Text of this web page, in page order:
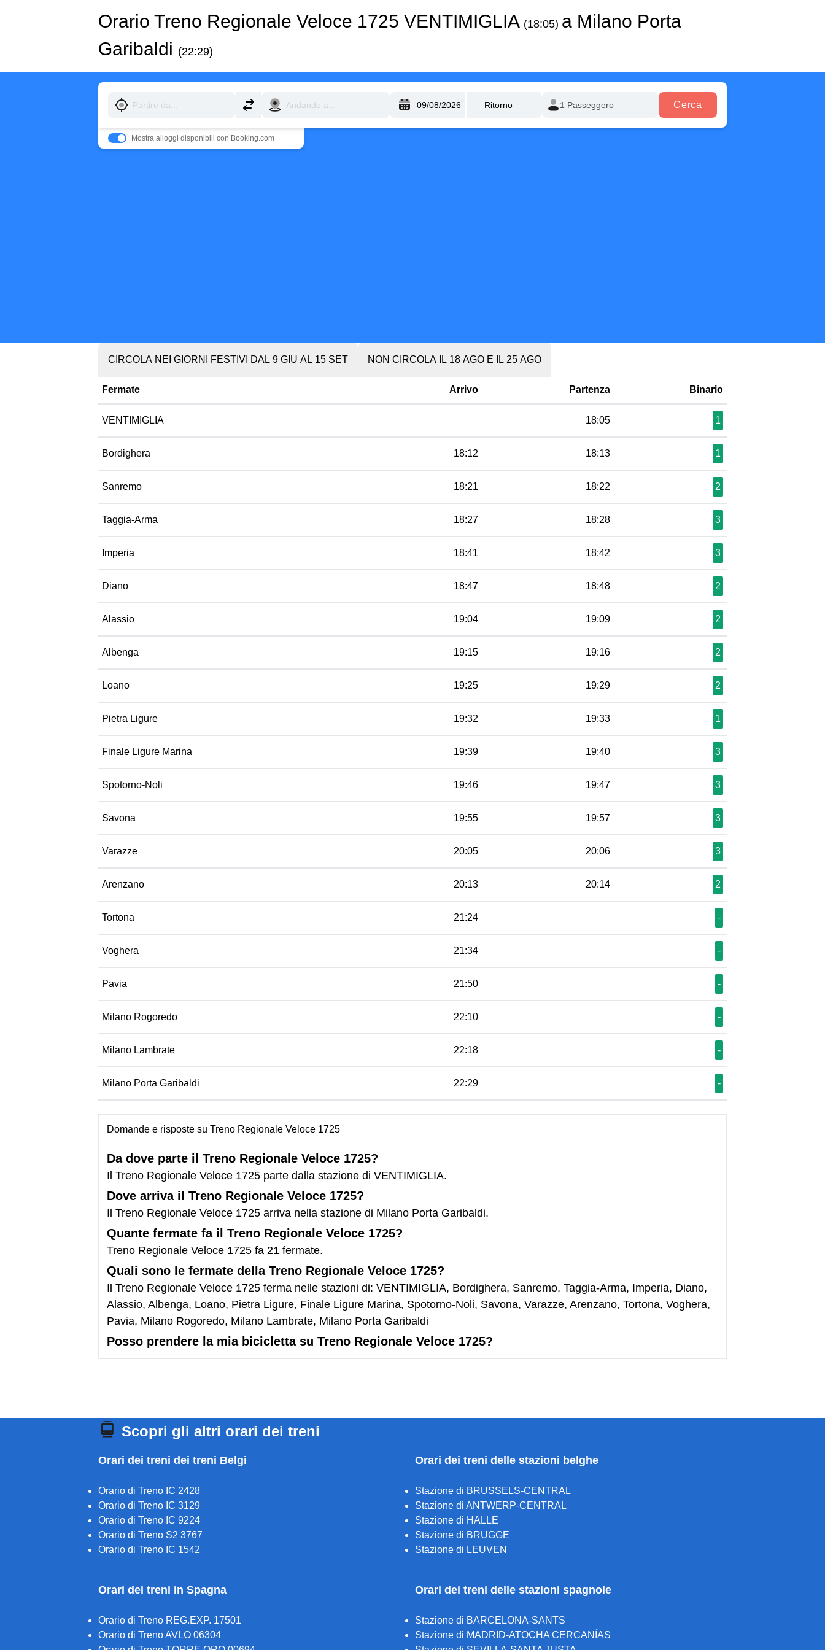
Orario Treno Regionale Veloce 1725 VENTIMIGLIA (18:05) a Milano Porta
Garibaldi (22:29)
Cerca
Mostra alloggi disponibili con Booking.com
CIRCOLA NEI GIORNI FESTIVI DAL 9 GIU AL 15 SET NON CIRCOLA IL 18 AGO E IL 25 AGO
Fermate Arrivo Partenza Binario
VENTIMIGLIA 18:05 1
Bordighera 18:12 18:13 1
Sanremo 18:21 18:22 2
Taggia-Arma 18:27 18:28 3
Imperia 18:41 18:42 3
Diano 18:47 18:48 2
Alassio 19:04 19:09 2
Albenga 19:15 19:16 2
Loano 19:25 19:29 2
Pietra Ligure 19:32 19:33 1
Finale Ligure Marina 19:39 19:40 3
Spotorno-Noli 19:46 19:47 3
Savona 19:55 19:57 3
Varazze 20:05 20:06 3
Arenzano 20:13 20:14 2
Tortona 21:24 -
Voghera 21:34 -
Pavia 21:50 -
Milano Rogoredo 22:10 -
Milano Lambrate 22:18 -
Milano Porta Garibaldi 22:29 -
Domande e risposte su Treno Regionale Veloce 1725
Da dove parte il Treno Regionale Veloce 1725?
Il Treno Regionale Veloce 1725 parte dalla stazione di VENTIMIGLIA.
Dove arriva il Treno Regionale Veloce 1725?
Il Treno Regionale Veloce 1725 arriva nella stazione di Milano Porta Garibaldi.
Quante fermate fa il Treno Regionale Veloce 1725?
Treno Regionale Veloce 1725 fa 21 fermate.
Quali sono le fermate della Treno Regionale Veloce 1725?
Il Treno Regionale Veloce 1725 ferma nelle stazioni di: VENTIMIGLIA, Bordighera, Sanremo, Taggia-Arma, Imperia, Diano,
Alassio, Albenga, Loano, Pietra Ligure, Finale Ligure Marina, Spotorno-Noli, Savona, Varazze, Arenzano, Tortona, Voghera,
Pavia, Milano Rogoredo, Milano Lambrate, Milano Porta Garibaldi
Posso prendere la mia bicicletta su Treno Regionale Veloce 1725?
Scopri gli altri orari dei treni
Orari dei treni dei treni Belgi
Orario di Treno IC 2428
Orario di Treno IC 3129
Orario di Treno IC 9224
Orario di Treno S2 3767
Orario di Treno IC 1542
Orari dei treni delle stazioni belghe
Stazione di BRUSSELS-CENTRAL
Stazione di ANTWERP-CENTRAL
Stazione di HALLE
Stazione di BRUGGE
Stazione di LEUVEN
Orari dei treni in Spagna
Orario di Treno REG.EXP. 17501
Orario di Treno AVLO 06304
Orari dei treni delle stazioni spagnole
Stazione di BARCELONA-SANTS
Stazione di MADRID-ATOCHA CERCANÍAS